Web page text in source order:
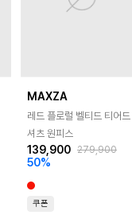
MAXZA
레드 플로럴 벨티드 티어드
셔츠 원피스
139,900 279,900
50%
쿠폰